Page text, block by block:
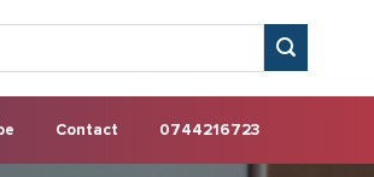
Contact 0744216723